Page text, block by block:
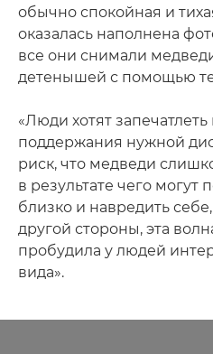
обычно спокойная и
оказалась наполнена
все они снимали
детенышей с помощью
«Люди хотят
поддержания нужной
риск, что медведи
в результате чего могут
близко и навредить
другой стороны, эта
пробудила у людей
вида».